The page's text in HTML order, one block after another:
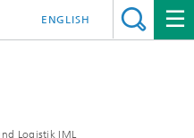
Logistik IML
ENGLISH